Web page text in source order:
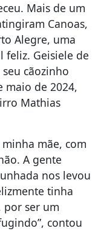
Mais de um
Canoas,
Alegre, uma
Geisiele de
cãozinho
maio de 2024,
Mathias
mãe, com
A gente
nos levou
tinha
por ser um
contou